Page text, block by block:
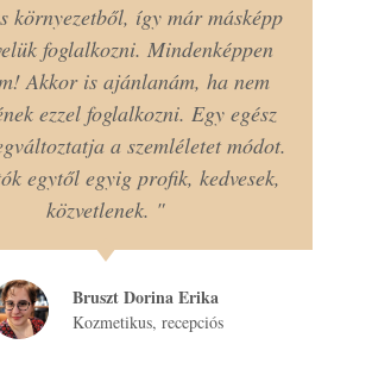
környezetből, így már másképp
foglalkozni. Mindenképpen
Akkor is ajánlanám, ha nem
ezzel foglalkozni. Egy egész
a szemléletet módot.
egytől egyig profik, kedvesek,
közvetlenek. "
Bruszt Dorina Erika
Kozmetikus, recepciós